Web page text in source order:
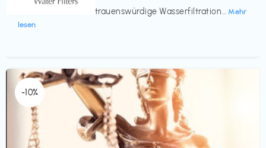
Seit 200 Jahren vertrauenswürdige Wasserfiltration... Mehr
lesen
-10%